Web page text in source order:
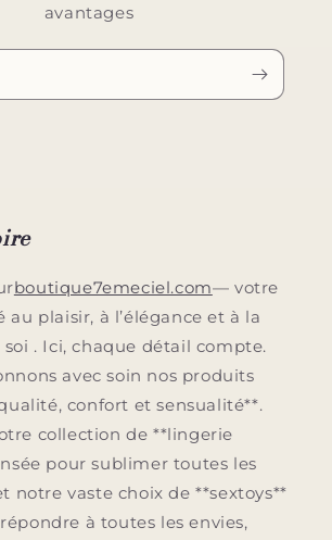
avantages
boutique7emeciel.com— votre
au plaisir, à l’élégance et à la
. Ici, chaque détail compte.
avec soin nos produits
confort et sensualité**.
collection de **lingerie
pour sublimer toutes les
notre vaste choix de **sextoys**
à toutes les envies,